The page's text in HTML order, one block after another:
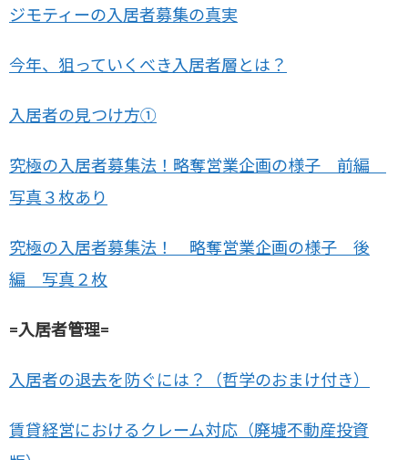
ジモティーの入居者募集の真実
今年、狙っていくべき入居者層とは？
入居者の見つけ方①
究極の入居者募集法！略奪営業企画の様子 前編
写真３枚あり
究極の入居者募集法！ 略奪営業企画の様子 後
編 写真２枚
=入居者管理=
入居者の退去を防ぐには？（哲学のおまけ付き）
賃貸経営におけるクレーム対応（廃墟不動産投資